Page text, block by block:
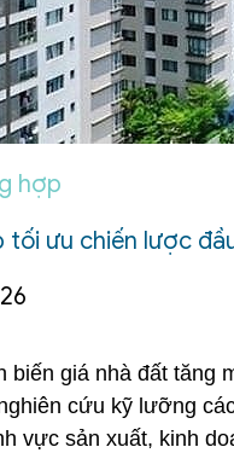
hợp
tối ưu chiến lược
biến giá nhà đất tăng
cứu kỹ lưỡng
vực sản xuất, kinh